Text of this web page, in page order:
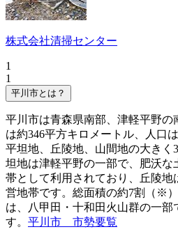
株式会社清掃センター
1
1
平川市とは？
平川市は青森県南部、津軽平野
は約346平方キロメートル、人口
平坦地、丘陵地、山間地の大きく
坦地は津軽平野の一部で、肥沃
帯として利用されており、丘陵地
営地帯です。総面積の約7割（※
は、八甲田・十和田火山群の一
す。 平川市 市勢要覧